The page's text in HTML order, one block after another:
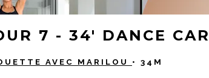
7 - 34' DANCE
AVEC MARILOU • 34M